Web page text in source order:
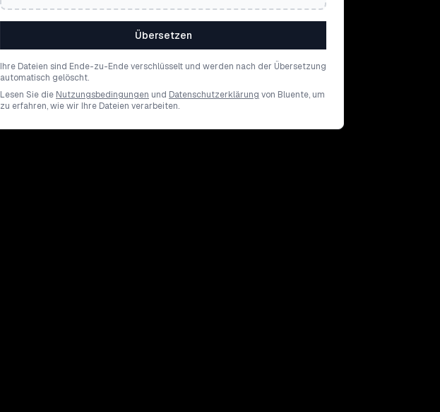
Übersetzen
Ihre Dateien sind Ende-zu-Ende verschlüsselt und werden nach der Übersetzung
automatisch gelöscht.
Lesen Sie die Nutzungsbedingungen und Datenschutzerklärung von Bluente, um
zu erfahren, wie wir Ihre Dateien verarbeiten.